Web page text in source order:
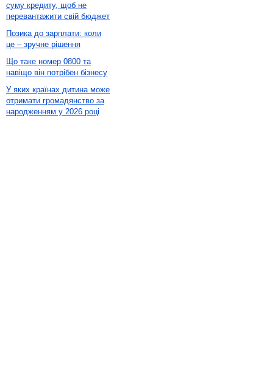
суму кредиту, щоб не
перевантажити свій бюджет
Позика до зарплати: коли
це – зручне рішення
Що таке номер 0800 та
навіщо він потрібен бізнесу
У яких країнах дитина може
отримати громадянство за
народженням у 2026 році